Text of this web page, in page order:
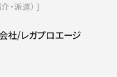
・派遣）
社/レガプロエージ